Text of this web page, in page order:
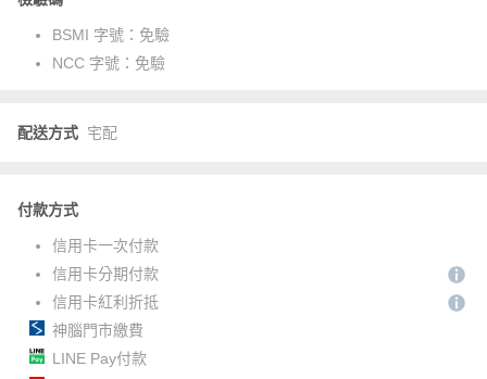
BSMI 字號： 免驗
NCC 字號： 免驗
配送方式 宅配
付款方式
信用卡一次付款
信用卡分期付款
信用卡紅利折抵
神腦門市繳費
LINE Pay付款